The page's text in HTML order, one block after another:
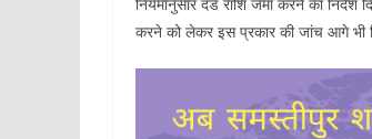
करने को लेकर इस प्रकार की जांच आगे भी